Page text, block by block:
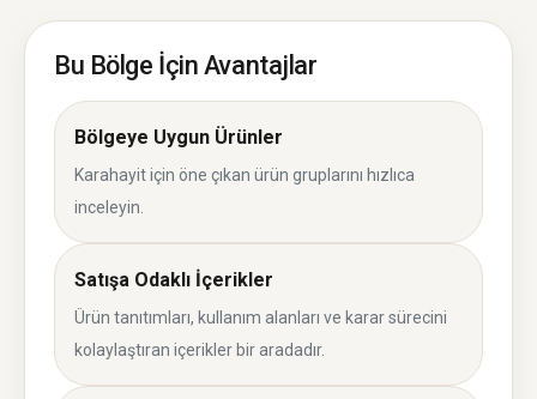
Bu Bölge İçin Avantajlar
Bölgeye Uygun Ürünler
Karahayit için öne çıkan ürün gruplarını hızlıca
inceleyin.
Satışa Odaklı İçerikler
Ürün tanıtımları, kullanım alanları ve karar sürecini
kolaylaştıran içerikler bir aradadır.